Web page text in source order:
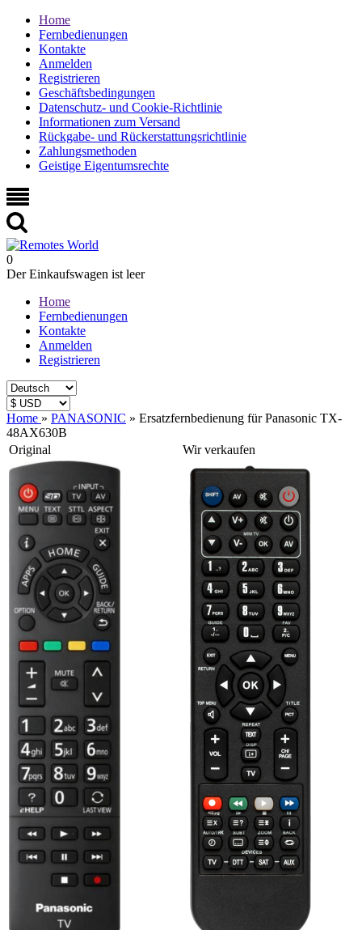
Home
Fernbedienungen
Kontakte
Anmelden
Registrieren
Geschäftsbedingungen
Datenschutz- und Cookie-Richtlinie
Informationen zum Versand
Rückgabe- und Rückerstattungsrichtlinie
Zahlungsmethoden
Geistige Eigentumsrechte
0
Der Einkaufswagen ist leer
Home
Fernbedienungen
Kontakte
Anmelden
Registrieren
Home » PANASONIC » Ersatzfernbedienung für Panasonic TX-
48AX630B
Original
Wir verkaufen